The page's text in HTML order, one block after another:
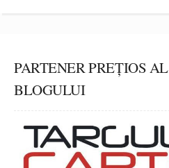
PARTENER PREȚIOS AL
BLOGULUI